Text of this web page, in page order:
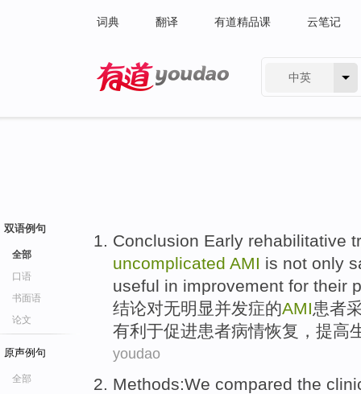
词典 翻译 有道精品课 云笔记
中英
双语例句
全部
口语
书面语
论文
原声例句
全部
Conclusion Early rehabilitative
uncomplicated AMI is not only
useful in improvement for their
结论对无明显并发症的AMI患者
有利于促进患者病情恢复， 提高
youdao
Methods:We compared the